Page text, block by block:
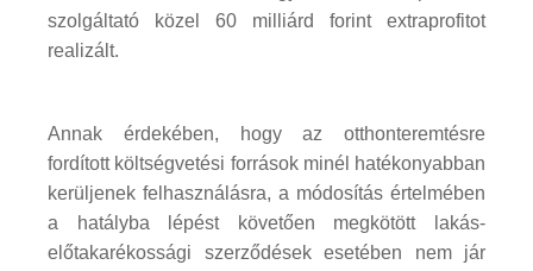
szolgáltató közel 60 milliárd forint extraprofitot
realizált.
Annak érdekében, hogy az otthonteremtésre
fordított költségvetési források minél hatékonyabban
kerüljenek felhasználásra, a módosítás értelmében
a hatályba lépést követően megkötött lakás-
előtakarékossági szerződések esetében nem jár